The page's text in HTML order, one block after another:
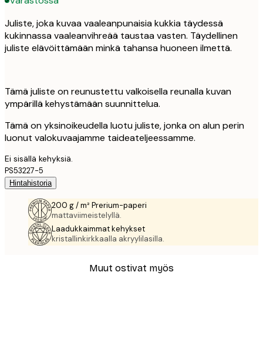
Juliste, joka kuvaa vaaleanpunaisia kukkia täydessä
kukinnassa vaaleanvihreää taustaa vasten. Täydellinen
juliste elävöittämään minkä tahansa huoneen ilmettä.
Tämä juliste on reunustettu valkoisella reunalla kuvan
ympärillä kehystämään suunnittelua.
Tämä on yksinoikeudella luotu juliste, jonka on alun perin
luonut valokuvaajamme taideateljeessamme.
Ei sisällä kehyksiä.
PS53227-5
Hintahistoria
200 g / m² Prerium-paperi
mattaviimeistelyllä.
Laadukkaimmat kehykset
kristallinkirkkaalla akryylilasilla.
Muut ostivat myös